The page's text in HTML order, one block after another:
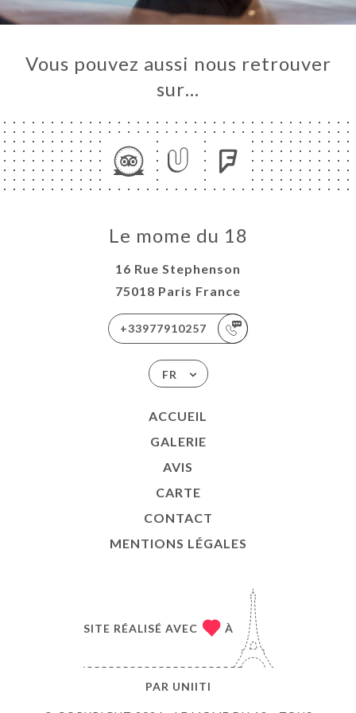
Vous pouvez aussi nous retrouver
sur…
Le mome du 18
16 Rue Stephenson
75018 Paris France
+33977910257
FR
ACCUEIL
GALERIE
AVIS
CARTE
CONTACT
MENTIONS LÉGALES
SITE RÉALISÉ AVEC À
PAR UNIITI